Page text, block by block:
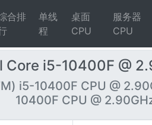
合排
单线
程
桌面
CPU
服务器
CPU
Core i5-10400F @
i5-10400F CPU @
10400F CPU @